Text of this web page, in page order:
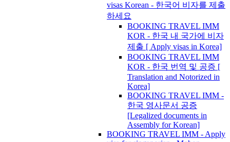
visas Korean - 한국어 비자를 제출
하세요
BOOKING TRAVEL IMM
KOR - 한국 내 국가에 비자
제출 [ Apply visas in Korea]
BOOKING TRAVEL IMM
KOR - 한국 번역 및 공증 [
Translation and Notorized in
Korea]
BOOKING TRAVEL IMM -
한국 영사문서 공증
[Legalized documents in
Assembly for Korean]
BOOKING TRAVEL IMM - Apply